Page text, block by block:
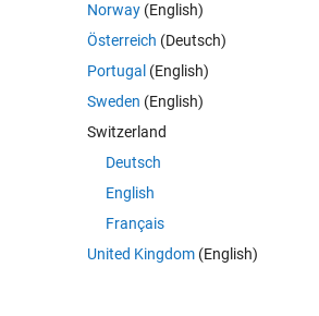
using while loop .
Norway(English)
Österreich (Deutsch)
Portugal (English)
Sweden (English)
Switzerland
Deutsch
English
Français
United Kingdom(English)